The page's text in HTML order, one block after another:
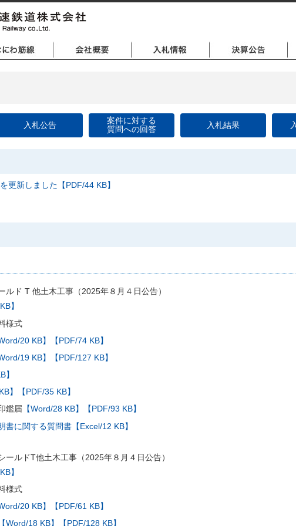
入札公告
案件に対する
質問への回答
入札結果
更新しました【PDF/44 KB】
ルド T 他土木工事（2025年８月４日公告）
】
様式
20 KB】
【PDF/74 KB】
19 KB】
【PDF/127 KB】
】
【PDF/35 KB】
鑑届 【Word/28 KB】
【PDF/93 KB】
に関する質問書【Excel/12 KB】
ールドT他土木工事（2025年８月４日公告）
】
様式
20 KB】
【PDF/61 KB】
Word/18 KB】
【PDF/128 KB】